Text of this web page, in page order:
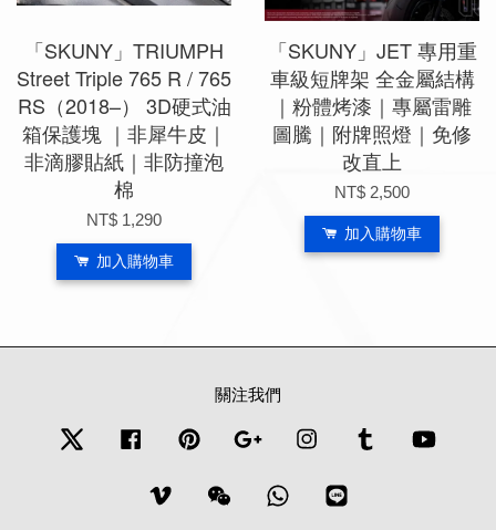
「SKUNY」TRIUMPH
Street Triple 765 R / 765
RS（2018–） 3D硬式油
箱保護塊 ｜非犀牛皮｜
非滴膠貼紙｜非防撞泡
棉
NT$ 1,290
加入購物車
「SKUNY」JET 專用重
車級短牌架 全金屬結構
｜粉體烤漆｜專屬雷雕
圖騰｜附牌照燈｜免修
改直上
NT$ 2,500
加入購物車
關注我們
Twitter Facebook Pinterest Google Instagram Tumblr
Vimeo Wechat Whatsapp